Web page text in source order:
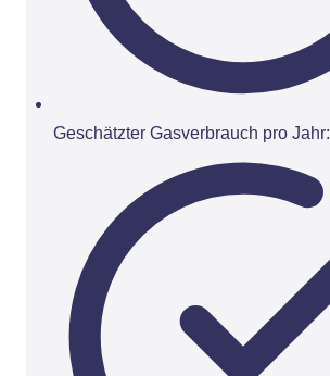
Geschätzter Gasverbrauch pro Jahr: